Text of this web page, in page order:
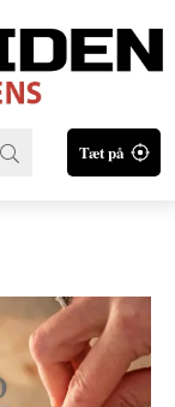
Tæt på